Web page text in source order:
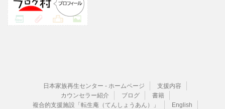
日本家族再生センター - ホームページ
支援内容
カウンセラー紹介
ブログ
書籍
複合的支援施設「転生庵（てんしょうあん）」
English